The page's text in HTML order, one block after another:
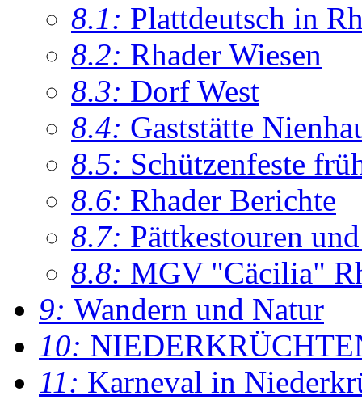
8.1: Plattdeutsch in
8.2: Rhader Wiesen
8.3: Dorf West
8.4: Gaststätte
8.5: Schützenfeste
8.6: Rhader Berichte
8.7: Pättkestouren
8.8: MGV "Cäcilia"
9: Wandern und Natur
10:
11: Karneval in